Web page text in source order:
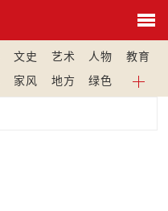
文史 艺术 人物
教育
家风 地方 绿色